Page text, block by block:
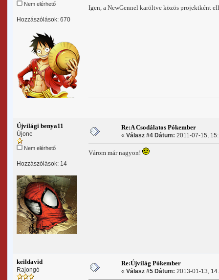
Nem elérhető
Hozzászólások: 670
Igen, a NewGennel karöltve közös projektként
Újvilági benya11
Újonc
Nem elérhető
Hozzászólások: 14
Re:A Csodálatos Pókember
« Válasz #4 Dátum: 2011-07-15,
Várom már nagyon!
keildavid
Rajongó
Re:Újvilág Pókember
« Válasz #5 Dátum: 2013-01-13,